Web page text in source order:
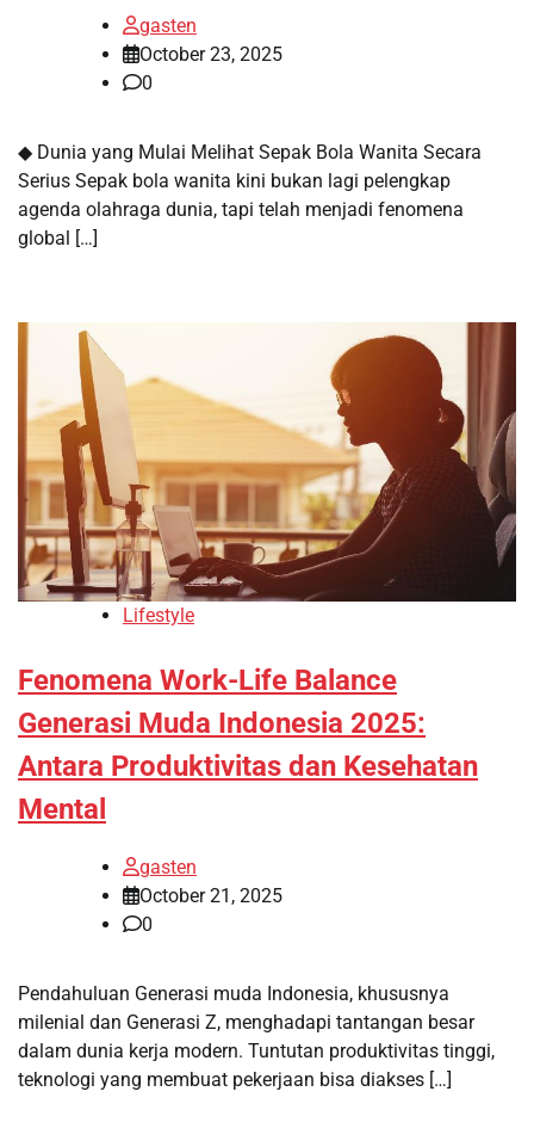
gasten
October 23, 2025
0
◆ Dunia yang Mulai Melihat Sepak Bola Wanita Secara
Serius Sepak bola wanita kini bukan lagi pelengkap
agenda olahraga dunia, tapi telah menjadi fenomena
global […]
Lifestyle
Fenomena Work-Life Balance
Generasi Muda Indonesia 2025:
Antara Produktivitas dan Kesehatan
Mental
gasten
October 21, 2025
0
Pendahuluan Generasi muda Indonesia, khususnya
milenial dan Generasi Z, menghadapi tantangan besar
dalam dunia kerja modern. Tuntutan produktivitas tinggi,
teknologi yang membuat pekerjaan bisa diakses […]